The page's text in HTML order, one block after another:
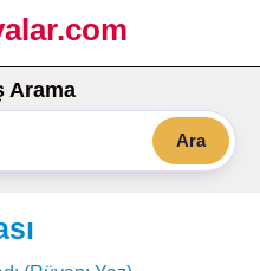
Arama
Ara